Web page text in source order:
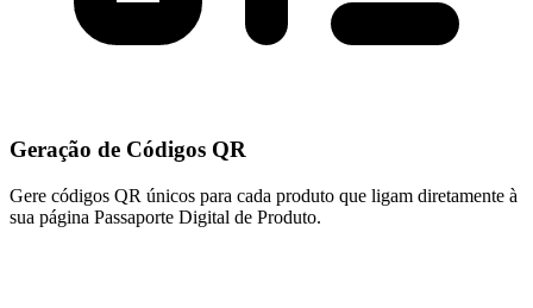
Geração de Códigos QR
Gere códigos QR únicos para cada produto que ligam diretamente à
sua página Passaporte Digital de Produto.